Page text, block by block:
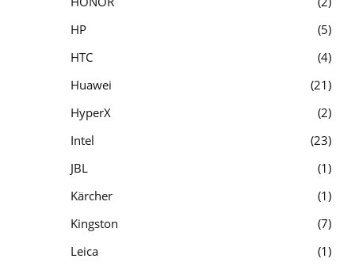
HP
5
HTC
4
Huawei
21
HyperX
2
Intel
23
JBL
1
Kärcher
1
Kingston
7
Leica
1